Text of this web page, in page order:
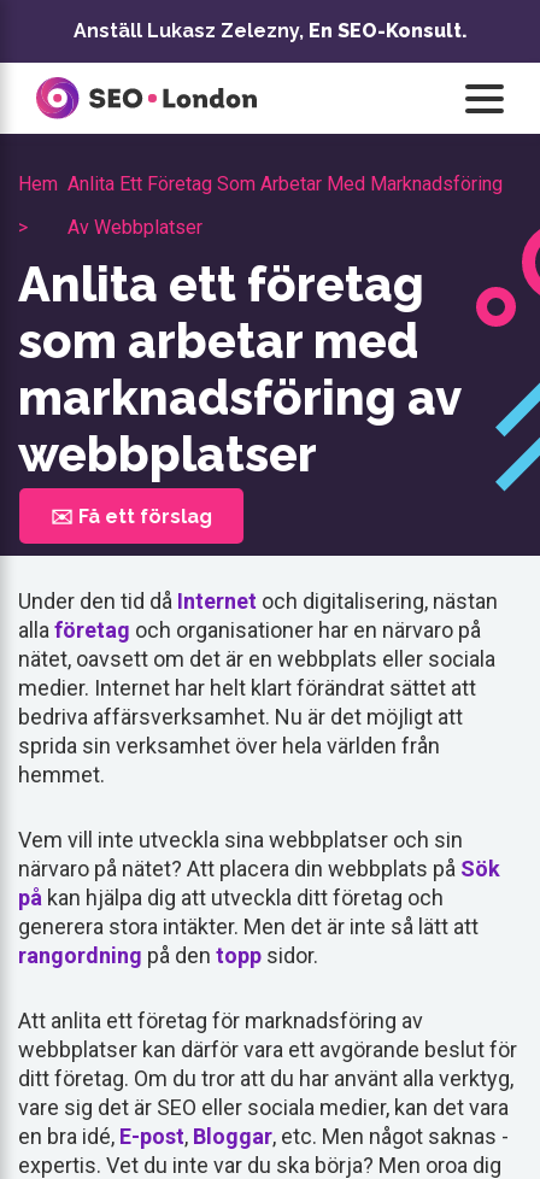
innehåll
Anställ Lukasz Zelezny, En SEO-Konsult.
Hem
>
Anlita Ett Företag Som Arbetar Med Marknadsföring
Av Webbplatser
Anlita ett företag
som arbetar med
marknadsföring av
webbplatser
✉️ Få ett förslag
Under den tid då Internet och digitalisering, nästan
alla företag och organisationer har en närvaro på
nätet, oavsett om det är en webbplats eller sociala
medier. Internet har helt klart förändrat sättet att
bedriva affärsverksamhet. Nu är det möjligt att
sprida sin verksamhet över hela världen från
hemmet.
Vem vill inte utveckla sina webbplatser och sin
närvaro på nätet? Att placera din webbplats på Sök
på kan hjälpa dig att utveckla ditt företag och
generera stora intäkter. Men det är inte så lätt att
rangordning på den topp sidor.
Att anlita ett företag för marknadsföring av
webbplatser kan därför vara ett avgörande beslut för
ditt företag. Om du tror att du har använt alla verktyg,
vare sig det är SEO eller sociala medier, kan det vara
en bra idé, E-post, Bloggar, etc. Men något saknas -
expertis. Vet du inte var du ska börja? Men oroa dig